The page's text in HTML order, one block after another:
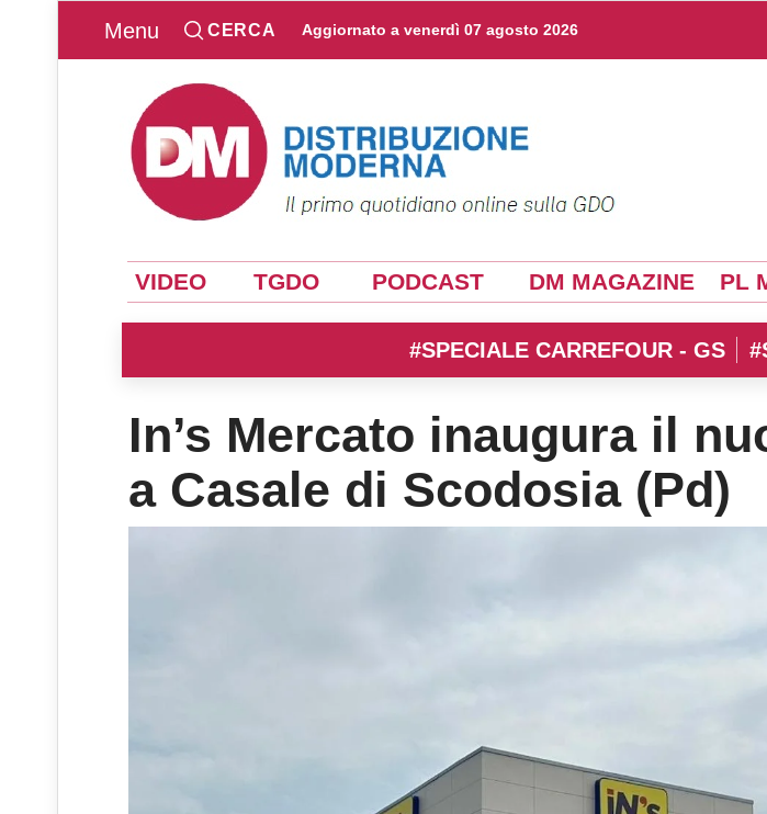
Menu CERCA Aggiornato a venerdì 07 agosto 2026
VIDEO TGDO PODCAST DM MAGAZINE PL
#SPECIALE CARREFOUR - GS
In’s Mercato inaugura il
a Casale di Scodosia (Pd)